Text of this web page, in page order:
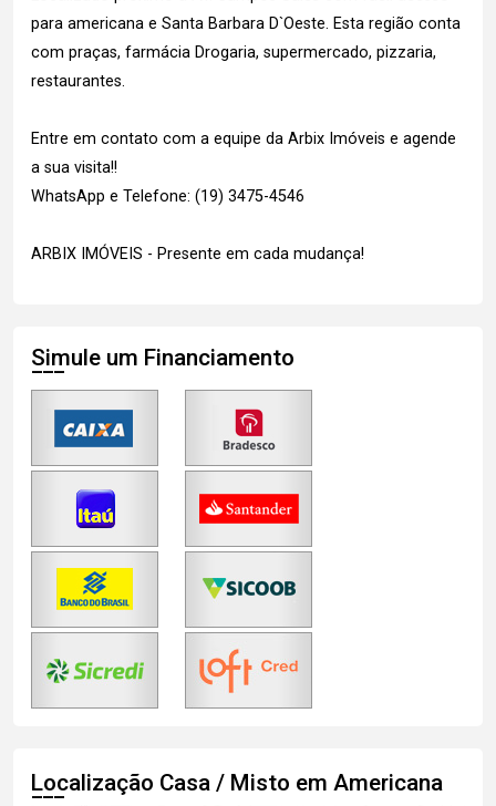
para americana e Santa Barbara D`Oeste. Esta região conta
com praças, farmácia Drogaria, supermercado, pizzaria,
restaurantes.
Entre em contato com a equipe da Arbix Imóveis e agende
a sua visita!!
WhatsApp e Telefone: (19) 3475-4546
ARBIX IMÓVEIS - Presente em cada mudança!
Simule um Financiamento
Localização Casa / Misto em Americana